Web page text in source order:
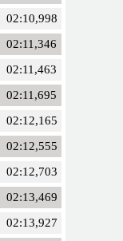
02:10,998
02:11,346
02:11,463
02:11,695
02:12,165
02:12,555
02:12,703
02:13,469
02:13,927